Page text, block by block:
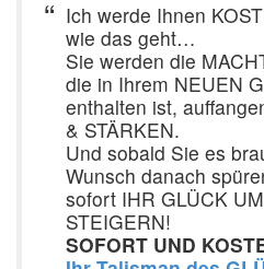
Ich werde Ihnen
wie das geht…
Sie werden die
die in Ihrem NEUEN
enthalten ist,
& STÄRKEN.
Und sobald Sie es
Wunsch danach
sofort IHR GLÜCK
STEIGERN!
SOFORT UND